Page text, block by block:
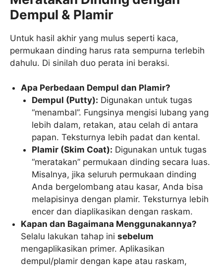
Dempul & Plamir
Untuk hasil akhir yang mulus seperti kaca,
permukaan dinding harus rata sempurna terlebih
dahulu. Di sinilah duo perata ini beraksi.
Apa Perbedaan Dempul dan Plamir?
Dempul (Putty): Digunakan untuk tugas
“menambal”. Fungsinya mengisi lubang yang
lebih dalam, retakan, atau celah di antara
papan. Teksturnya lebih padat dan kental.
Plamir (Skim Coat): Digunakan untuk tugas
“meratakan” permukaan dinding secara luas.
Misalnya, jika seluruh permukaan dinding
Anda bergelombang atau kasar, Anda bisa
melapisinya dengan plamir. Teksturnya lebih
encer dan diaplikasikan dengan raskam.
Kapan dan Bagaimana Menggunakannya?
Selalu lakukan tahap inisebelum
mengaplikasikan primer. Aplikasikan
dempul/plamir dengan kape atau raskam,